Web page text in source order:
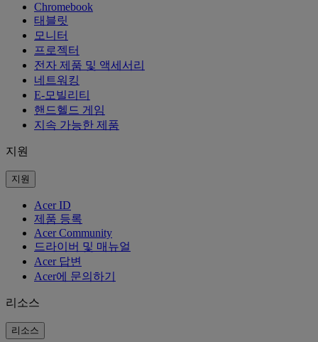
Chromebook
태블릿
모니터
프로젝터
전자 제품 및 액세서리
네트워킹
E-모빌리티
핸드헬드 게임
지속 가능한 제품
지원
지원
Acer ID
제품 등록
Acer Community
드라이버 및 매뉴얼
Acer 답변
Acer에 문의하기
리소스
리소스